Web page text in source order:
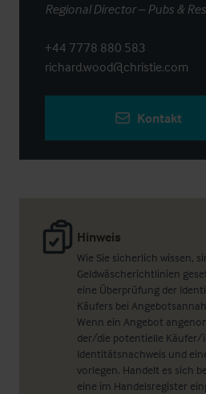
Hinweis
Wie Sie sicherlich wissen,
Geldwäscherichtlinien
eine Überprüfung der
Käufers bei
Wenn ein Angebot
der/die potentielle Käufer/
Identitätsnachweis und
vorlegen. Handelt es sich
eine im Handelsregister
Regional Director – Pubs &
+44 7778 880 583
richard.wood@christie.com
Kontakt